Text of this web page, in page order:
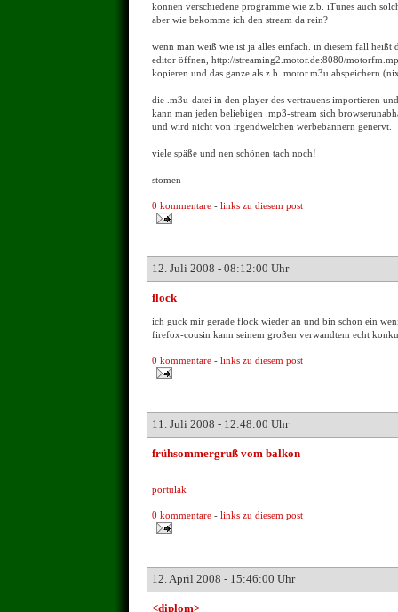
können verschiedene programme wie z.b. iTunes auch
aber wie bekomme ich den stream da rein?
wenn man weiß wie ist ja alles einfach. in diesem fall heißt
editor öffnen, http://streaming2.motor.de:8080/
kopieren und das ganze als z.b. motor.m3u abspeichern
die .m3u-datei in den player des vertrauens importieren
kann man jeden beliebigen .mp3-stream sich
und wird nicht von irgendwelchen werbebannern genervt.
viele späße und nen schönen tach noch!
stomen
0 kommentare - links zu diesem post
12. Juli 2008 - 08:12:00 Uhr
flock
ich guck mir gerade flock wieder an und bin schon ein
firefox-cousin kann seinem großen verwandtem echt
0 kommentare - links zu diesem post
11. Juli 2008 - 12:48:00 Uhr
frühsommergruß vom balkon
portulak
0 kommentare - links zu diesem post
12. April 2008 - 15:46:00 Uhr
<diplom>